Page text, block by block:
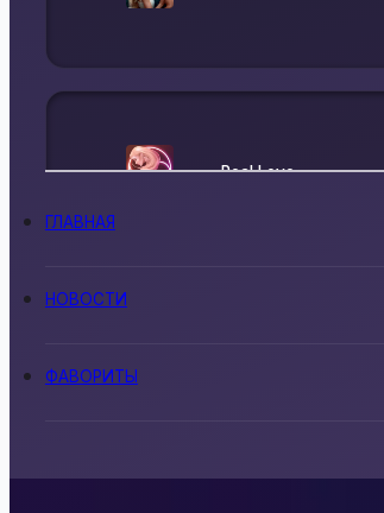
Real Love
ГЛАВНАЯ
НОВОСТИ
ФАВОРИТЫ